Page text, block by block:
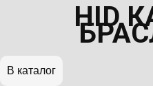
HID
В каталог